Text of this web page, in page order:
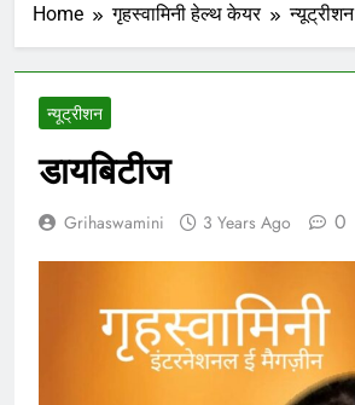
Home गृहस्वामिनी हेल्थ केयर न्यूट्रीशन
न्यूट्रीशन
डायबिटीज
Grihaswamini 3 Years Ago 0